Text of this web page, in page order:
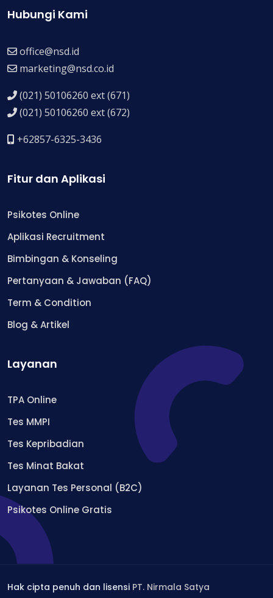
Hubungi Kami
office@nsd.id
marketing@nsd.co.id
(021) 50106260 ext (671)
(021) 50106260 ext (672)
+62857-6325-3436
Fitur dan Aplikasi
Psikotes Online
Aplikasi Recruitment
Bimbingan & Konseling
Pertanyaan & Jawaban (FAQ)
Term & Condition
Blog & Artikel
Layanan
TPA Online
Tes MMPI
Tes Kepribadian
Tes Minat Bakat
Layanan Tes Personal (B2C)
Psikotes Online Gratis
Hak cipta penuh dan lisensi PT. Nirmala Satya